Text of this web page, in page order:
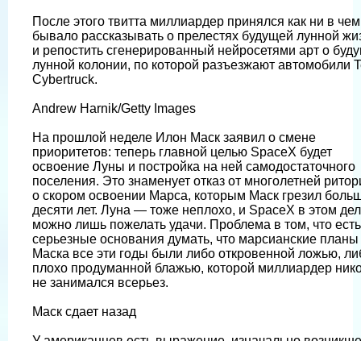
После этого твитта миллиардер принялся как ни в
бывало рассказывать о прелестях будущей лунной
и репостить сгенерированный нейросетями арт о
лунной колонии, по которой разъезжают автомобили
Cybertruck.
Andrew Harnik/Getty Images
На прошлой неделе Илон Маск заявил о смене
приоритетов: теперь главной целью SpaceX будет
освоение Луны и постройка на ней самодостаточного
поселения. Это знаменует отказ от многолетней
о скором освоении Марса, которым Маск грезил
десяти лет. Луна — тоже неплохо, и SpaceX в этом
можно лишь пожелать удачи. Проблема в том, что есть
серьезные основания думать, что марсианские планы
Маска все эти годы были либо откровенной ложью,
плохо продуманной блажью, которой миллиардер
не занимался всерьез.
Маск сдает назад